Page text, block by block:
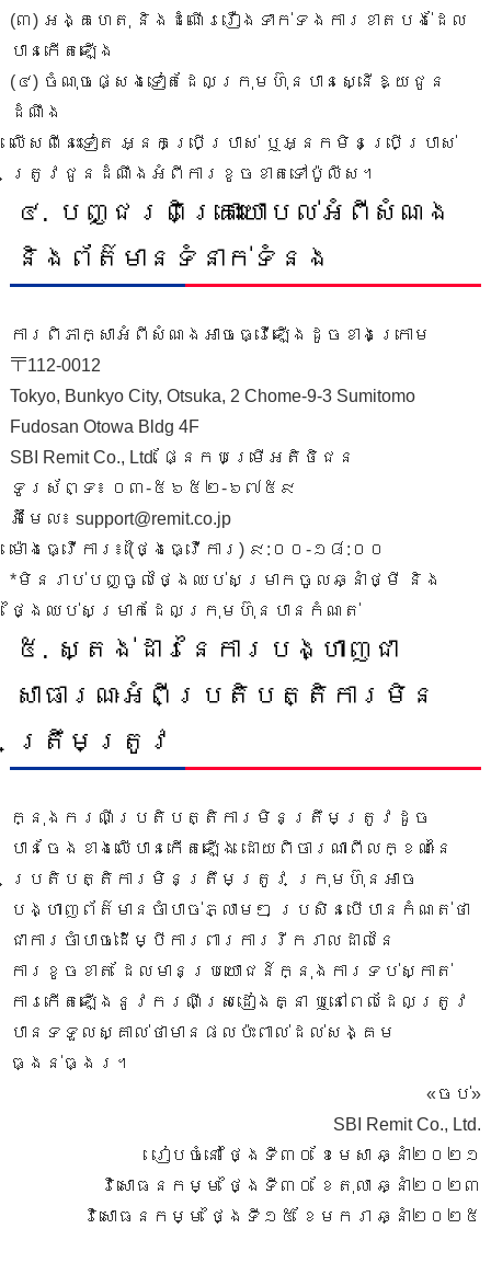
(៣) អង្គហេតុ និងដំណើររឿងទាក់ទងការខាតបង់ដែល
បានកើតឡើង
(៤) ចំណុចផ្សេងទៀតដែលក្រុមហ៊ុនបាន​ស្នើ​ឱ្យ​​ជូន​
ដំណឹង
លើស​ពី​នេះ​ទៀត អ្នកប្រើប្រាស់ ឬអ្នកមិនប្រើប្រាស់​
ត្រូវ​ជូនដំណឹងអំ​ពី​ការ​ខូច​ខាត​ទៅ​ប៉ូលីស។
៤. បញ្ជរពិគ្រោះយោបល់អំពីសំណង
និងព័ត៌មានទំនាក់ទំនង
ការពិភាក្សាអំពីសំណងអាចធ្វើឡើងដូចខាងក្រោម
〒112-0012
Tokyo, Bunkyo City, Otsuka, 2 Chome-9-3 Sumitomo
Fudosan Otowa Bldg 4F
SBI Remit Co., Ltd. ផ្នែកបម្រើអតិថិជន
ទូរស័ព្ទ៖ ០៣-៥៦៥២-៦៧៥៩
អ៊ីមែល៖ support@remit.co.jp
ម៉ោងធ្វើការ៖ (ថ្ងៃធ្វើការ) ៩:០០-១៨:០០
*មិនរាប់បញ្ចូលថ្ងៃឈប់សម្រាកចូលឆ្នាំថ្មី និង
ថ្ងៃឈប់សម្រាកដែលក្រុមហ៊ុនបានកំណត់
៥.​ ស្តង់ដារនៃការបង្ហាញជា
សាធារណៈអំពីប្រតិបត្តិការមិន
ត្រឹមត្រូវ
ក្នុងករណីប្រតិបត្តិការមិនត្រឹមត្រូវដូច
បានចែងខាងលើបានកើតឡើង ដោយពិចារណាពីលក្ខណៈនៃ
ប្រតិបត្តិការមិនត្រឹមត្រូវ ក្រុមហ៊ុនអាច
បង្ហាញព័ត៌មានចាំបាច់ភ្លាមៗ ប្រសិនបើបានកំណត់ថា
ជាការចាំបាច់ដើម្បីការពារការរីករាលដាលនៃ
ការខូចខាត ដែលមានប្រយោជន៍ក្នុងការទប់ស្កាត់
ការកើតឡើងនូវករណីស្រដៀងគ្នា ឬនៅពេលដែលត្រូវ
បានទទួលស្គាល់ថាមានផលប៉ះពាល់ដល់សង្គម
ធ្ងន់ធ្ងរ។
«ចប់»
SBI Remit Co., Ltd.
រៀបចំនៅ ថ្ងៃទី៣០ ខែមេសា ឆ្នាំ២០២១
វិសោធនកម្ម ថ្ងៃទី៣០ ខែតុលា ឆ្នាំ២០២៣
វិសោធនកម្ម ថ្ងៃទី១៥ ខែមករា ឆ្នាំ២០២៥